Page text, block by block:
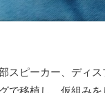
スピーカー、ディ